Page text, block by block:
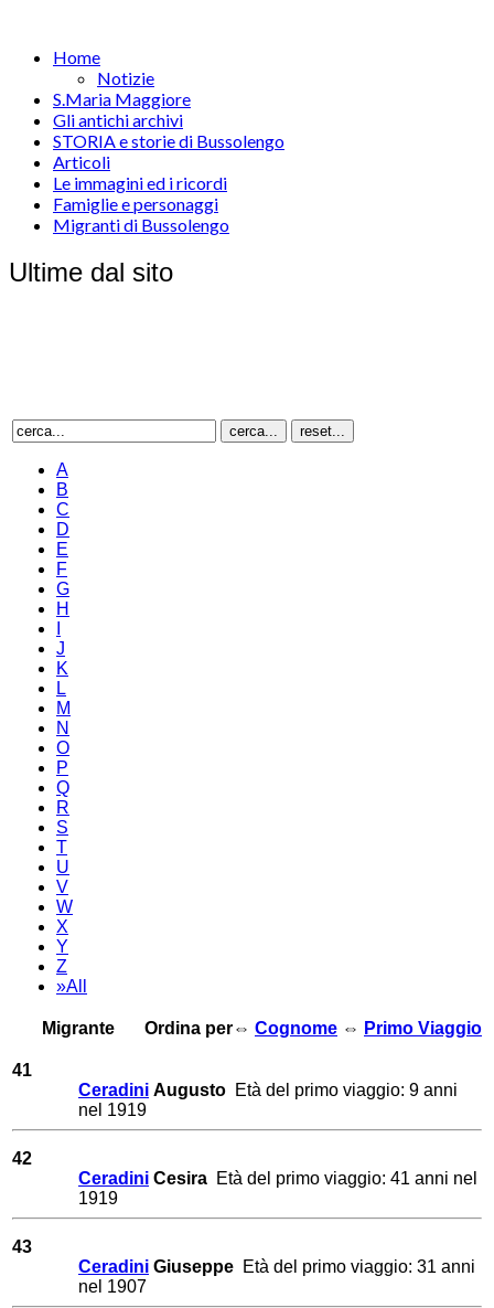
Home
Notizie
S.Maria Maggiore
Gli antichi archivi
STORIA e storie di Bussolengo
Articoli
Le immagini ed i ricordi
Famiglie e personaggi
Migranti di Bussolengo
Ultime dal sito
A
B
C
D
E
F
G
H
J
K
L
M
N
O
P
Q
R
S
T
U
V
W
X
Y
Z
»All
Migrante Ordina per⇔ Cognome ⇔ Primo Viaggio
41
Ceradini Augusto Età del primo viaggio: 9 anni
nel 1919
42
Ceradini Cesira Età del primo viaggio: 41 anni nel
1919
43
Ceradini Giuseppe Età del primo viaggio: 31 anni
nel 1907